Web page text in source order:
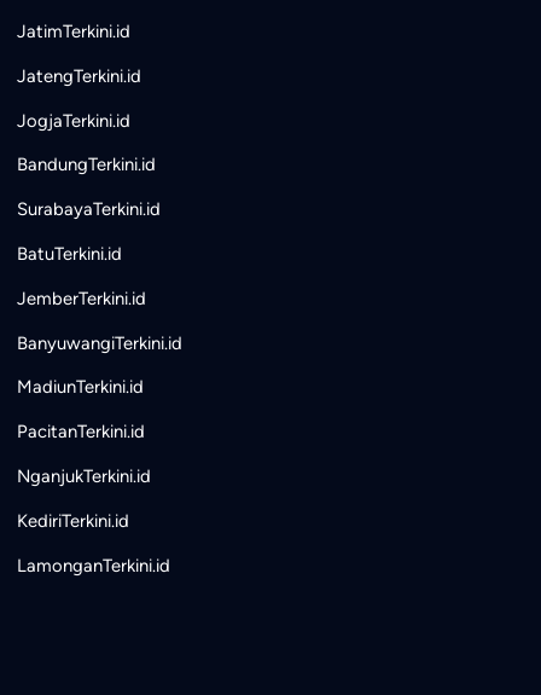
JatimTerkini.id
JatengTerkini.id
JogjaTerkini.id
BandungTerkini.id
SurabayaTerkini.id
BatuTerkini.id
JemberTerkini.id
BanyuwangiTerkini.id
MadiunTerkini.id
PacitanTerkini.id
NganjukTerkini.id
KediriTerkini.id
LamonganTerkini.id